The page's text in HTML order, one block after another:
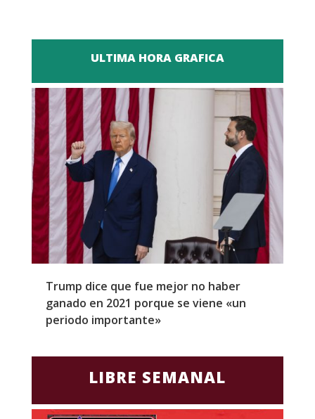
ULTIMA HORA GRAFICA
Trump dice que fue mejor no haber
ganado en 2021 porque se viene «un
periodo importante»
LIBRE SEMANAL